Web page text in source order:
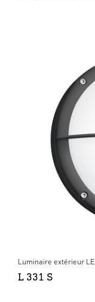
Luminaire extérieur
L 331 S